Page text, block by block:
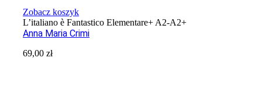
Zobacz koszyk
L’italiano è Fantastico Elementare+ A2-A2+
Anna Maria Crimi
69,00zł